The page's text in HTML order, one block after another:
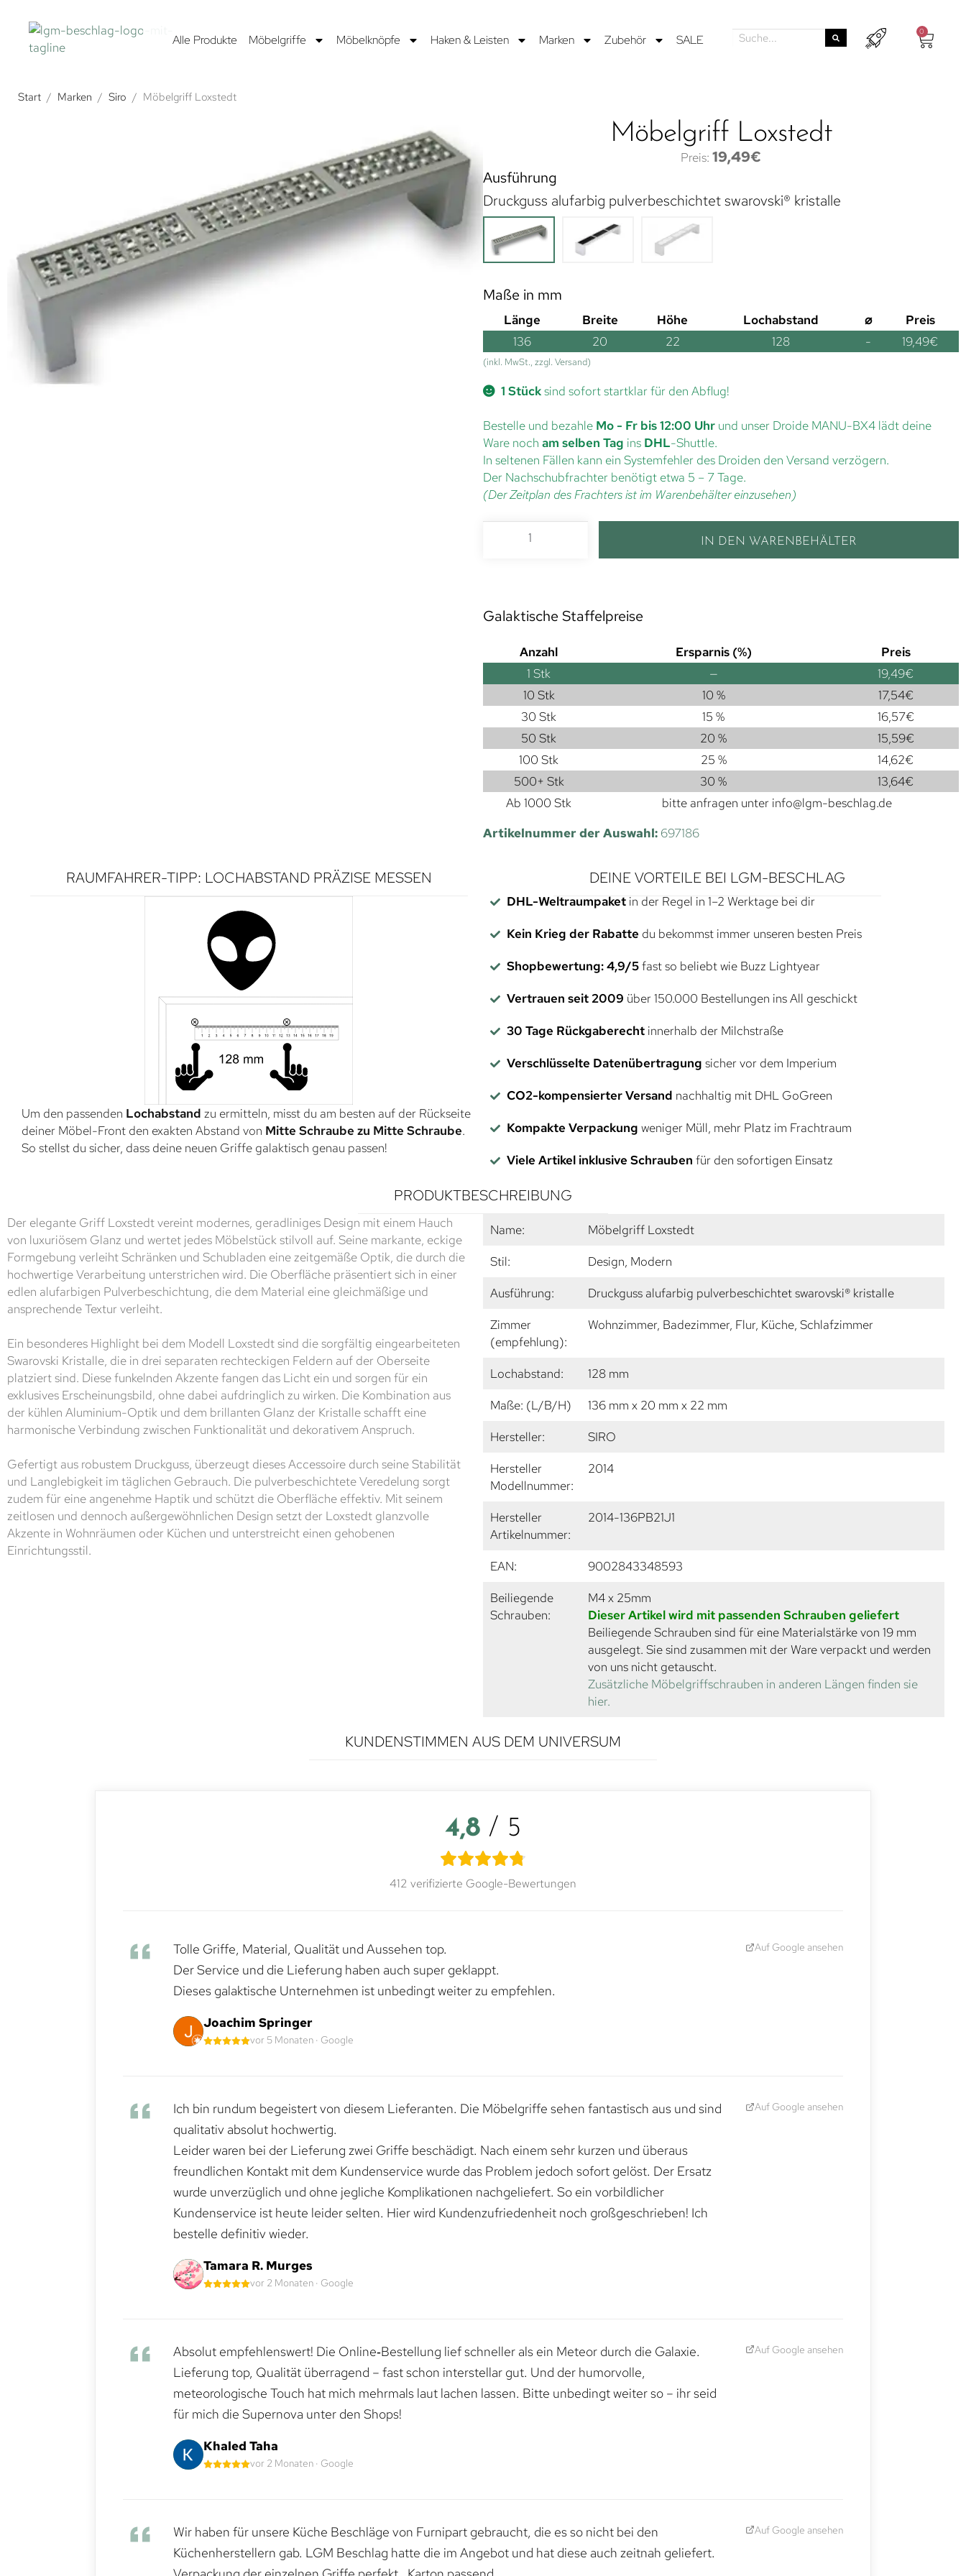
Alle Produkte Möbelgriffe Möbelknöpfe Haken & Leisten Marken Zubehör SALE
0
Start / Marken / Siro / Möbelgriff Loxstedt
Möbelgriff Loxstedt
19,49€
Ausführung
Druckguss alufarbig pulverbeschichtet swarovski® kristalle
Maße in mm
Länge Breite Höhe Lochabstand ⌀
Preis
136
20 22 128 - 19,49€
(inkl. MwSt., zzgl. Versand)
1 Stücksind sofort startklar für den Abflug!
Bestelle und bezahle Mo - Fr bis 12:00 Uhr und unser Droide MANU-BX4 lädt deine
Ware noch am selben Tag ins DHL-Shuttle.
In seltenen Fällen kann ein Systemfehler des Droiden den Versand verzögern.
Der Nachschubfrachter benötigt etwa 5 – 7 Tage.
(Der Zeitplan des Frachters ist im Warenbehälter einzusehen)
IN DEN WARENBEHÄLTER
Galaktische Staffelpreise
Anzahl Ersparnis (%)
Preis
1 Stk — 19,49€
10 Stk
10 % 17,54€
30 Stk
15 % 16,57€
50 Stk
20 % 15,59€
100 Stk
25 % 14,62€
500+ Stk
30 % 13,64€
Ab 1000 Stk
bitte anfragen unter info@lgm-beschlag.de
Artikelnummer der Auswahl: 697186
RAUMFAHRER-TIPP: LOCHABSTAND PRÄZISE MESSEN
Um den passenden Lochabstand zu ermitteln, misst du am besten auf der Rückseite
deiner Möbel-Front den exakten Abstand von Mitte Schraube zu Mitte Schraube.
So stellst du sicher, dass deine neuen Griffe galaktisch genau passen!
DEINE VORTEILE BEI LGM-BESCHLAG
DHL-Weltraumpaketin der Regel in 1–2 Werktage bei dir
Kein Krieg der Rabatte du bekommst immer unseren besten Preis
Shopbewertung: 4,9/5fast so beliebt wie Buzz Lightyear
Vertrauen seit 2009 über 150.000 Bestellungen ins All geschickt
30 Tage Rückgaberechtinnerhalb der Milchstraße
Verschlüsselte Datenübertragung sicher vor dem Imperium
CO2-kompensierter Versand nachhaltig mit DHL GoGreen
Kompakte Verpackung weniger Müll, mehr Platz im Frachtraum
Viele Artikel inklusive Schrauben für den sofortigen Einsatz
PRODUKTBESCHREIBUNG
Der elegante Griff Loxstedt vereint modernes, geradliniges Design mit einem Hauch
von luxuriösem Glanz und wertet jedes Möbelstück stilvoll auf. Seine markante, eckige
Formgebung verleiht Schränken und Schubladen eine zeitgemäße Optik, die durch die
hochwertige Verarbeitung unterstrichen wird. Die Oberfläche präsentiert sich in einer
edlen alufarbigen Pulverbeschichtung, die dem Material eine gleichmäßige und
ansprechende Textur verleiht.
Ein besonderes Highlight bei dem Modell Loxstedt sind die sorgfältig eingearbeiteten
Swarovski Kristalle, die in drei separaten rechteckigen Feldern auf der Oberseite
platziert sind. Diese funkelnden Akzente fangen das Licht ein und sorgen für ein
exklusives Erscheinungsbild, ohne dabei aufdringlich zu wirken. Die Kombination aus
der kühlen Aluminium-Optik und dem brillanten Glanz der Kristalle schafft eine
harmonische Verbindung zwischen Funktionalität und dekorativem Anspruch.
Gefertigt aus robustem Druckguss, überzeugt dieses Accessoire durch seine Stabilität
und Langlebigkeit im täglichen Gebrauch. Die pulverbeschichtete Veredelung sorgt
zudem für eine angenehme Haptik und schützt die Oberfläche effektiv. Mit seinem
zeitlosen und dennoch außergewöhnlichen Design setzt der Loxstedt glanzvolle
Akzente in Wohnräumen oder Küchen und unterstreicht einen gehobenen
Einrichtungsstil.
Name:
Möbelgriff Loxstedt
Stil:
Design, Modern
Ausführung:
Druckguss alufarbig pulverbeschichtet swarovski® kristalle
Zimmer
(empfehlung):
Wohnzimmer, Badezimmer, Flur, Küche, Schlafzimmer
Lochabstand:
128 mm
Maße: (L/B/H)
136 mm x 20 mm x 22 mm
Hersteller:
SIRO
Hersteller
Modellnummer:
2014
Hersteller
Artikelnummer:
2014-136PB21J1
EAN:
9002843348593
Beiliegende
Schrauben:
M4 x 25mm
Dieser Artikel wird mit passenden Schrauben geliefert
Beiliegende Schrauben sind für eine Materialstärke von 19 mm
ausgelegt. Sie sind zusammen mit der Ware verpackt und werden
von uns nicht getauscht.
Zusätzliche Möbelgriffschrauben in anderen Längen finden sie
hier.
KUNDENSTIMMEN AUS DEM UNIVERSUM
4,8 / 5
412 verifizierte Google-Bewertungen
Tolle Griffe, Material, Qualität und Aussehen top.
Der Service und die Lieferung haben auch super geklappt.
Dieses galaktische Unternehmen ist unbedingt weiter zu empfehlen.
Joachim Springer
vor 5 Monaten · Google
Auf Google ansehen
Ich bin rundum begeistert von diesem Lieferanten. Die Möbelgriffe sehen fantastisch aus und sind
qualitativ absolut hochwertig.
Leider waren bei der Lieferung zwei Griffe beschädigt. Nach einem sehr kurzen und überaus
freundlichen Kontakt mit dem Kundenservice wurde das Problem jedoch sofort gelöst. Der Ersatz
wurde unverzüglich und ohne jegliche Komplikationen nachgeliefert. So ein vorbildlicher
Kundenservice ist heute leider selten. Hier wird Kundenzufriedenheit noch großgeschrieben! Ich
bestelle definitiv wieder.
Tamara R. Murges
vor 2 Monaten · Google
Auf Google ansehen
Absolut empfehlenswert! Die Online‑Bestellung lief schneller als ein Meteor durch die Galaxie.
Lieferung top, Qualität überragend – fast schon interstellar gut. Und der humorvolle,
meteorologische Touch hat mich mehrmals laut lachen lassen. Bitte unbedingt weiter so – ihr seid
für mich die Supernova unter den Shops!
Khaled Taha
vor 2 Monaten · Google
Auf Google ansehen
Wir haben für unsere Küche Beschläge von Furnipart gebraucht, die es so nicht bei den
Küchenherstellern gab. LGM Beschlag hatte die im Angebot und hat diese auch zeitnah geliefert.
Auf Google ansehen